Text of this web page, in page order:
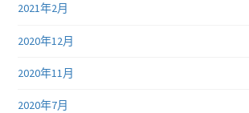
2021年2月
2020年12月
2020年11月
2020年7月